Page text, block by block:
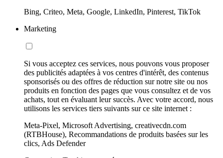
Bing, Criteo, Meta, Google, LinkedIn, Pinterest, TikTok
Marketing
Si vous acceptez ces services, nous pouvons vous proposer
des publicités adaptées à vos centres d'intérêt, des contenus
sponsorisés ou des offres de réduction sur notre site ou nos
produits en fonction des pages que vous consultez et de vos
achats, tout en évaluant leur succès. Avec votre accord, nous
utilisons les services tiers suivants sur ce site internet :
Meta-Pixel, Microsoft Advertising, creativecdn.com
(RTBHouse), Recommandations de produits basées sur les
clics, Ads Defender